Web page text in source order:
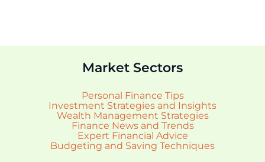
Market Sectors
Personal Finance Tips
Investment Strategies and Insights
Wealth Management Strategies
Finance News and Trends
Expert Financial Advice
Budgeting and Saving Techniques